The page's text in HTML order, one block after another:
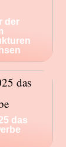
der
das